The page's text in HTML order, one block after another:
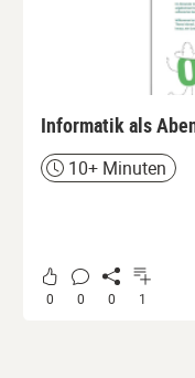
Informatik als
Zeit10+ Minuten
0 0 0 1